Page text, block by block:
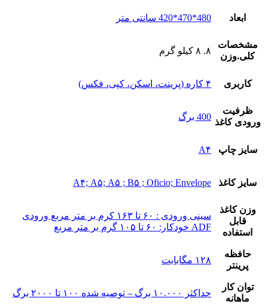
ابعاد 480*470*420 سانتی متر
مشخصات
کلی.وزن
۸. ۸ کیلو گرم
کاربری ۴ کاره (پرینت، اسکن، کپی، فکس)
ظرفیت
ورودی کاغذ
400 برگ
سایز چاپ A۴
سایز کاغذ A۴; A۵; A۵ ; B۵ ; Oficio; Envelope
وزن کاغذ
قابل
استفاده
سینی ورودی : ۶۰ تا ۱۶۳ کرم بر متر مربع ورودی
ADF خودکار: ۶۰ تا ۱۰۵ گرم بر متر مربع
حافظه
پرینتر
۱۲۸ مگابایت
توان کار
ماهانه
حداکثر ۱۰.۰۰۰ برگ – توصیه شده ۱۰۰ تا ۲۰۰۰ برگ